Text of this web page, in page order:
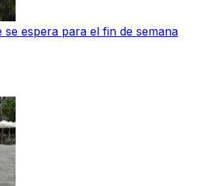
se espera para el fin de semana